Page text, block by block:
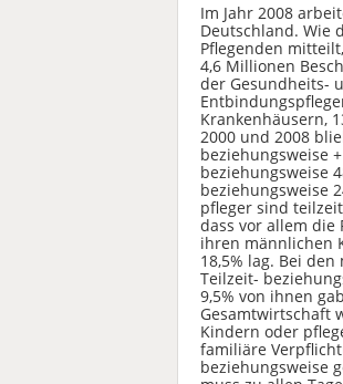
Im Jahr 2008
Deutschland. Wie
Pflegenden
4,6 Millionen
der Gesundheits-
Krankenhäusern,
2000 und 2008
beziehungsweise
beziehungsweise
beziehungsweise
pfleger sind
dass vor allem die
ihren männlichen
18,5% lag. Bei
Teilzeit-
9,5% von ihnen
Gesamtwirtschaft
Kindern oder
familiäre
beziehungsweise